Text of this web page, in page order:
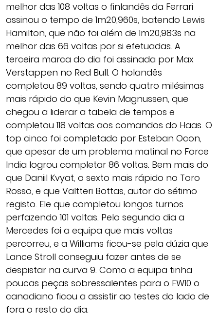
melhor das 108 voltas o finlandês da Ferrari
assinou o tempo de 1m20,960s, batendo Lewis
Hamilton, que não foi além de 1m20,983s na
melhor das 66 voltas por si efetuadas. A
terceira marca do dia foi assinada por Max
Verstappen no Red Bull. O holandês
completou 89 voltas, sendo quatro milésimas
mais rápido do que Kevin Magnussen, que
chegou a liderar a tabela de tempos e
completou 118 voltas aos comandos do Haas. O
top cinco foi completado por Esteban Ocon,
que apesar de um problema matinal no Force
India logrou completar 86 voltas. Bem mais do
que Daniil Kvyat, o sexto mais rápido no Toro
Rosso, e que Valtteri Bottas, autor do sétimo
registo. Ele que completou longos turnos
perfazendo 101 voltas. Pelo segundo dia a
Mercedes foi a equipa que mais voltas
percorreu, e a Williams ficou-se pela dúzia que
Lance Stroll conseguiu fazer antes de se
despistar na curva 9. Como a equipa tinha
poucas peças sobressalentes para o FW10 o
canadiano ficou a assistir ao testes do lado de
fora o resto do dia.